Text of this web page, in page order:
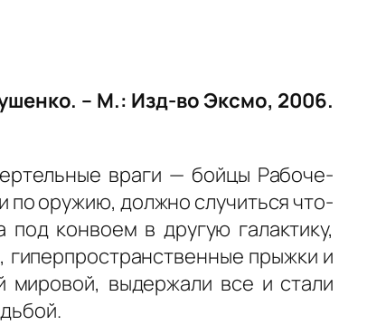
– М.: Изд-во Эксмо, 2006.
враги — бойцы Рабоче-
по оружию, должно случиться что-
конвоем в другую галактику,
прыжки и
мировой, выдержали все и стали